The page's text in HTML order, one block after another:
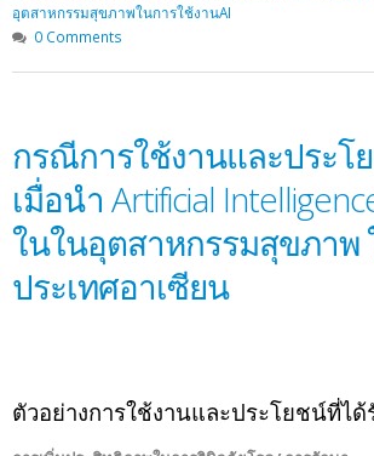
อุตสาหกรรมสุขภาพในการใช้งานAI
0 Comments
กรณีการใช้งานและประโ
เมื่อนำ Artificial
ในในอุตสาหกรรมสุขภาพ
ประเทศอาเซียน
ตัวอย่างการใช้งานและประโยชน์ที่ไ